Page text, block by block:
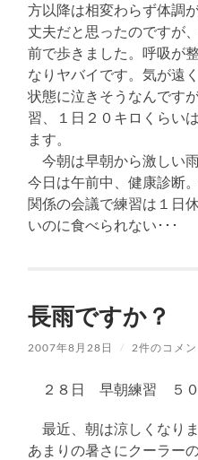
方以降は相変わらず体調
丈夫だと思ったのですが
前で歩きました。呼吸が
なりヤバイです。気が遠
状態に泣きそうなんです
習、１日２０キロくらい
ます。
今朝は早朝から激しい
今日は午前中、健康診断
関係の会議で練習は１日
いのに食べられない･･･
長雨ですか？
2007年8月28日 / 2件のコメン
２８日 早朝練習 ５０
最近、朝は涼しくなり
あまりの暑さにクーラー